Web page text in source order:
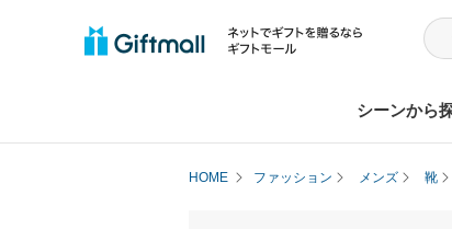
シーンから
HOME ファッション メンズ 靴